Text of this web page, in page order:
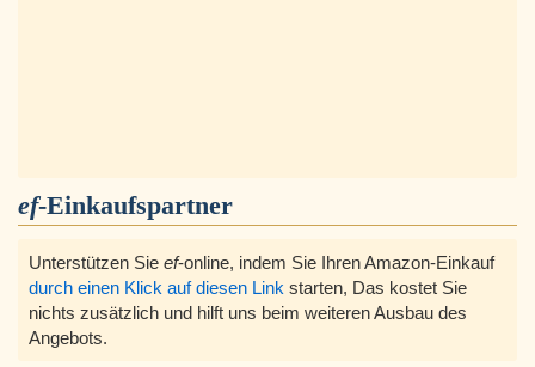
ef-Einkaufspartner
Unterstützen Sie ef-online, indem Sie Ihren Amazon-Einkauf
durch einen Klick auf diesen Link starten, Das kostet Sie
nichts zusätzlich und hilft uns beim weiteren Ausbau des
Angebots.